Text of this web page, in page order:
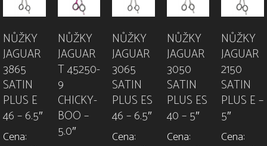
NŮŽKY
JAGUAR
3865
SATIN
PLUS E
46 – 6.5″
Cena:
NŮŽKY
JAGUAR
T 45250-
9
CHICKY-
BOO –
5.0″
NŮŽKY
JAGUAR
3065
SATIN
PLUS ES
46 – 6.5″
Cena:
NŮŽKY
JAGUAR
3050
SATIN
PLUS ES
40 – 5″
Cena:
NŮŽKY
JAGUAR
2150
SATIN
PLUS E –
5″
Cena: